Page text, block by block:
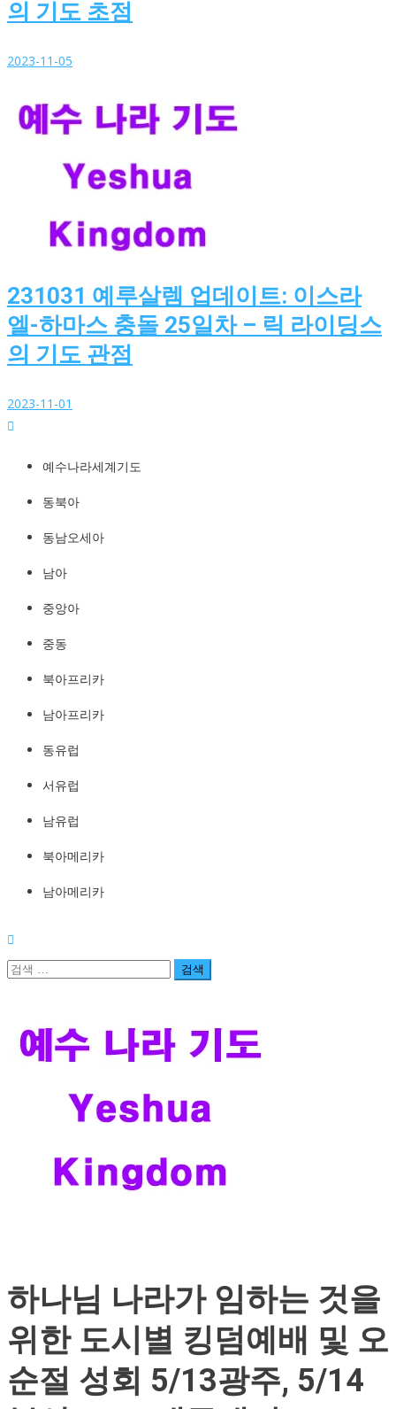
의 기도 초점
2023-11-05
231031 예루살렘 업데이트: 이스라
엘-하마스 충돌 25일차 – 릭 라이딩스
의 기도 관점
2023-11-01
예수나라세계기도
동북아
동남오세아
남아
중앙아
중동
북아프리카
남아프리카
동유럽
서유럽
남유럽
북아메리카
남아메리카
검
하나님 나라가 임하는 것을
위한 도시별 킹덤예배 및 오
순절 성회 5/13광주, 5/14